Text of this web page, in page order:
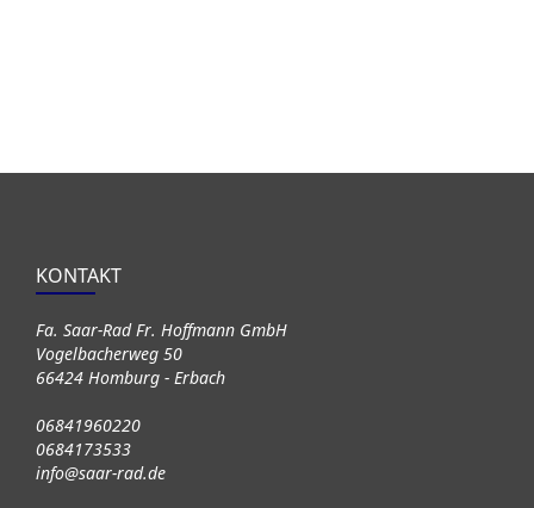
KONTAKT
Fa. Saar-Rad Fr. Hoffmann GmbH
Vogelbacherweg 50
66424 Homburg - Erbach
06841960220
0684173533
info@saar-rad.de